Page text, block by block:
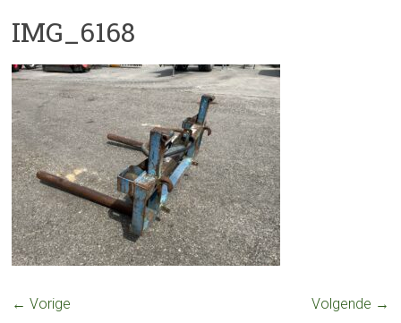
IMG_6168
← Vorige Volgende →